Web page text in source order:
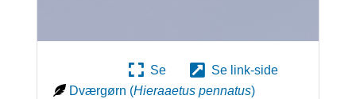
Se
Se link-side
Dværgørn (Hieraaetus pennatus)